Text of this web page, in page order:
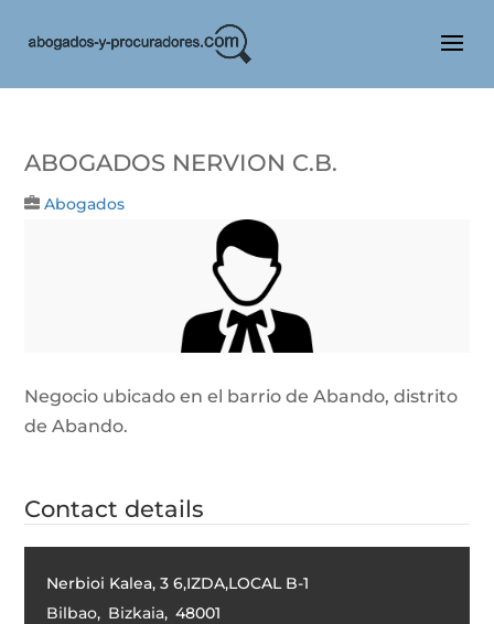
ABOGADOS NERVION C.B.
Abogados
Negocio ubicado en el barrio de Abando, distrito
de Abando.
Contact details
Nerbioi Kalea, 3 6,IZDA,LOCAL B-1
Bilbao, Bizkaia, 48001